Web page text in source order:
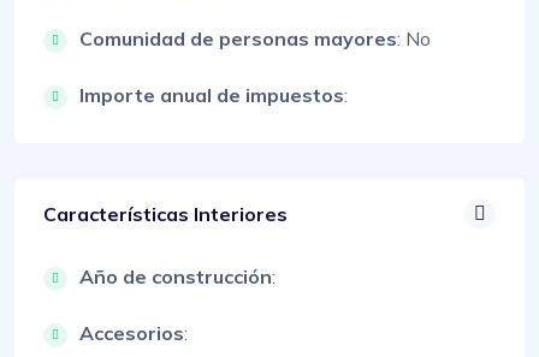
Comunidad de personas mayores: No
Importe anual de impuestos:
Características Interiores
Año de construcción:
Accesorios: